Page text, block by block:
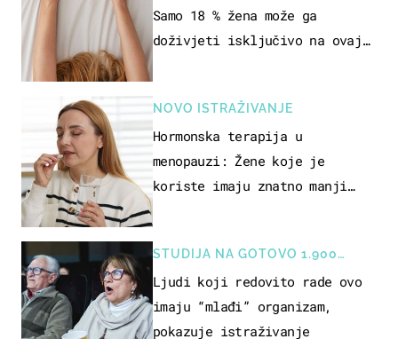
Samo 18 % žena može ga
doživjeti isključivo na ovaj
NOVO ISTRAŽIVANJE
Hormonska terapija u
menopauzi: Žene koje je
koriste imaju znatno manji
STUDIJA NA GOTOVO 1.900
OSOBA
Ljudi koji redovito rade ovo
imaju “mlađi” organizam,
pokazuje istraživanje